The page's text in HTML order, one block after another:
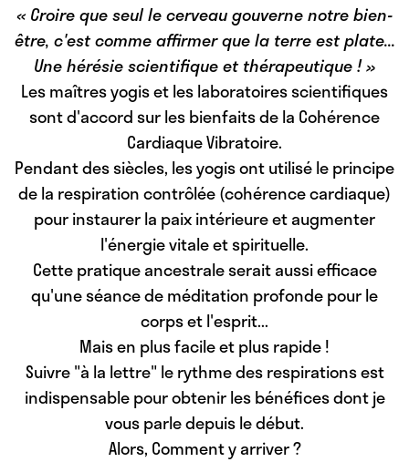
« Croire que seul le cerveau gouverne notre bien-
être, c'est comme affirmer que la terre est plate...
Une hérésie scientifique et thérapeutique ! »
Les maîtres yogis et les laboratoires scientifiques
sont d'accord sur les bienfaits de la Cohérence
Cardiaque Vibratoire.
Pendant des siècles, les yogis ont utilisé le principe
de la respiration contrôlée (cohérence cardiaque)
pourinstaurer la paix intérieure et augmenter
l'énergie vitale et spirituelle.
Cette pratique ancestrale seraitaussi efficace
qu'une séance de méditation profondepour le
corps et l'esprit...
Mais en plus facile et plus rapide !
Suivre "à la lettre" le rythme des respirations est
indispensable pour obtenir les bénéfices dont je
vous parle depuis le début.
Alors, Comment y arriver ?